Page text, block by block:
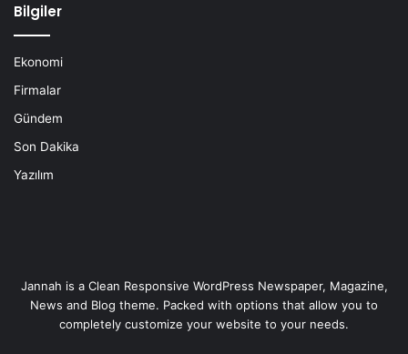
Bilgiler
Ekonomi
Firmalar
Gündem
Son Dakika
Yazılım
Jannah is a Clean Responsive WordPress Newspaper, Magazine,
News and Blog theme. Packed with options that allow you to
completely customize your website to your needs.